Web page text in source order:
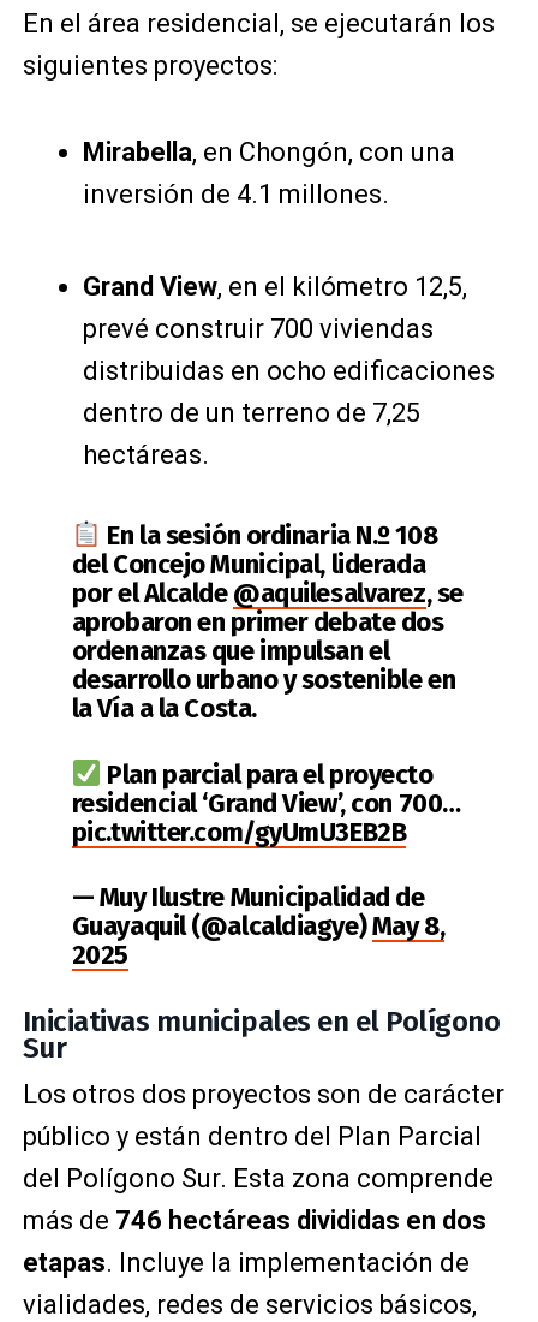
En el área residencial, se ejecutarán los
siguientes proyectos:
Mirabella, en Chongón, con una
inversión de 4.1 millones.
Grand View, en el kilómetro 12,5,
prevé construir 700 viviendas
distribuidas en ocho edificaciones
dentro de un terreno de 7,25
hectáreas.
En la sesión ordinaria N.º 108
del Concejo Municipal, liderada
por el Alcalde@aquilesalvarez, se
aprobaron en primer debate dos
ordenanzas que impulsan el
desarrollo urbano y sostenible en
la Vía a la Costa.
Plan parcial para el proyecto
residencial ‘Grand View’, con 700…
pic.twitter.com/gyUmU3EB2B
— Muy Ilustre Municipalidad de
Guayaquil (@alcaldiagye)May 8,
2025
Iniciativas municipales en el Polígono
Sur
Los otros dos proyectos son de carácter
público y están dentro del Plan Parcial
del Polígono Sur. Esta zona comprende
más de 746 hectáreas divididas en dos
etapas. Incluye la implementación de
vialidades, redes de servicios básicos,